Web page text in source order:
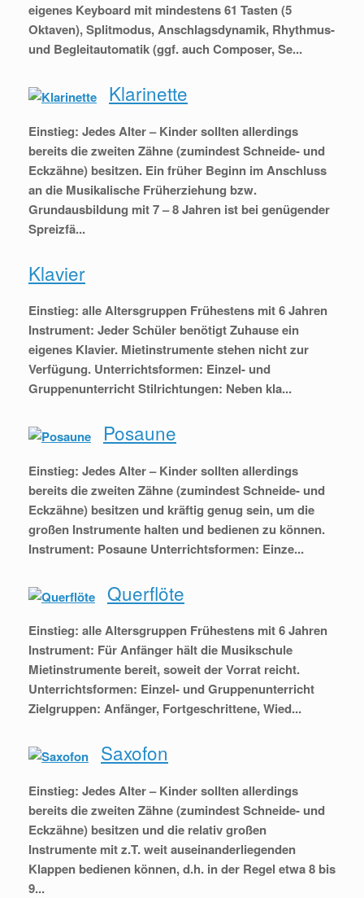
eigenes Keyboard mit mindestens 61 Tasten (5
Oktaven), Splitmodus, Anschlagsdynamik, Rhythmus-
und Begleitautomatik (ggf. auch Composer, Se...
Klarinette
Einstieg: Jedes Alter – Kinder sollten allerdings
bereits die zweiten Zähne (zumindest Schneide- und
Eckzähne) besitzen. Ein früher Beginn im Anschluss
an die Musikalische Früherziehung bzw.
Grundausbildung mit 7 – 8 Jahren ist bei genügender
Spreizfä...
Klavier
Einstieg: alle Altersgruppen Frühestens mit 6 Jahren
Instrument: Jeder Schüler benötigt Zuhause ein
eigenes Klavier. Mietinstrumente stehen nicht zur
Verfügung. Unterrichtsformen: Einzel- und
Gruppenunterricht Stilrichtungen: Neben kla...
Posaune
Einstieg: Jedes Alter – Kinder sollten allerdings
bereits die zweiten Zähne (zumindest Schneide- und
Eckzähne) besitzen und kräftig genug sein, um die
großen Instrumente halten und bedienen zu können.
Instrument: Posaune Unterrichtsformen: Einze...
Querflöte
Einstieg: alle Altersgruppen Frühestens mit 6 Jahren
Instrument: Für Anfänger hält die Musikschule
Mietinstrumente bereit, soweit der Vorrat reicht.
Unterrichtsformen: Einzel- und Gruppenunterricht
Zielgruppen: Anfänger, Fortgeschrittene, Wied...
Saxofon
Einstieg: Jedes Alter – Kinder sollten allerdings
bereits die zweiten Zähne (zumindest Schneide- und
Eckzähne) besitzen und die relativ großen
Instrumente mit z.T. weit auseinanderliegenden
Klappen bedienen können, d.h. in der Regel etwa 8 bis
9...